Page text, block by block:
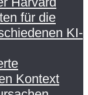
für die
KI-
Kontext